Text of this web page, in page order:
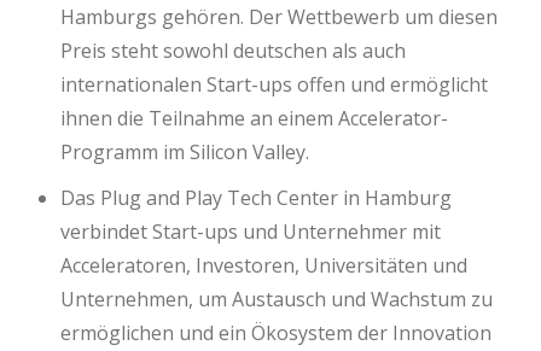
Hamburgs gehören. Der Wettbewerb um diesen
Preis steht sowohl deutschen als auch
internationalen Start-ups offen und ermöglicht
ihnen die Teilnahme an einem Accelerator-
Programm im Silicon Valley.
Das Plug and Play Tech Center in Hamburg
verbindet Start-ups und Unternehmer mit
Acceleratoren, Investoren, Universitäten und
Unternehmen, um Austausch und Wachstum zu
ermöglichen und ein Ökosystem der Innovation